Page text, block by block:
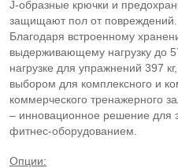
J-образные крючки и
защищают пол от повреждений.
Благодаря встроенному
выдерживающему нагрузку до
нагрузке для упражнений 397
выбором для комплексного и
коммерческого тренажерного
– инновационное решение для
фитнес-оборудованием.
Опции: